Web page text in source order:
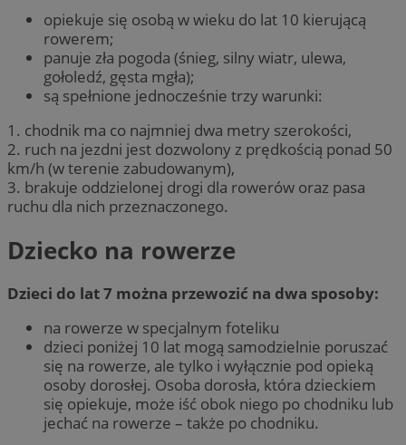
opiekuje się osobą w wieku do lat 10 kierującą
rowerem;
panuje zła pogoda (śnieg, silny wiatr, ulewa,
gołoledź, gęsta mgła);
są spełnione jednocześnie trzy warunki:
1. chodnik ma co najmniej dwa metry szerokości,
2. ruch na jezdni jest dozwolony z prędkością ponad 50
km/h (w terenie zabudowanym),
3. brakuje oddzielonej drogi dla rowerów oraz pasa
ruchu dla nich przeznaczonego.
Dziecko na rowerze
Dzieci do lat 7 można przewozić na dwa sposoby:
na rowerze w specjalnym foteliku
dzieci poniżej 10 lat mogą samodzielnie poruszać
się na rowerze, ale tylko i wyłącznie pod opieką
osoby dorosłej. Osoba dorosła, która dzieckiem
się opiekuje, może iść obok niego po chodniku lub
jechać na rowerze – także po chodniku.